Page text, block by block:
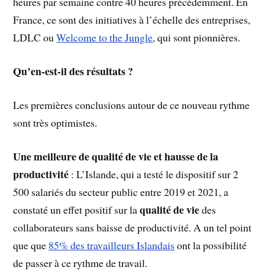
France, ce sont des initiatives à l’échelle des entreprises,
LDLC ouWelcome to the Jungle, qui sont pionnières.
Qu’en-est-il des résultats ?
Les premières conclusions autour de ce nouveau rythme
sont très optimistes.
Une meilleure de qualité de vie et hausse de la
productivité : L’Islande, qui a testé le dispositif sur 2
500 salariés du secteur public entre 2019 et 2021, a
constaté un effet positif sur laqualité de viedes
collaborateurs sans baisse de productivité. A un tel point
que que 85% des travailleurs Islandais ont la possibilité
de passer à ce rythme de travail.